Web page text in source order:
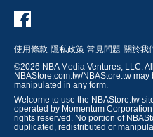
使用條款 隱私政策 常見問題 關於我
©2026 NBA Media Ventures, LLC.
NBAStore.com.tw/NBAStore.tw
manipulated in any form.
Welcome to use the NBAStore.tw
operated by Momentum
rights reserved. No portion of
duplicated, redistributed or